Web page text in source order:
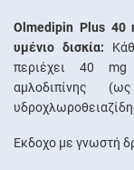
Olmedipin Plus 40
υμένιο δισκία:
περιέχει 40 mg
αμλοδιπίνης
Έκδοχο με γνωστή